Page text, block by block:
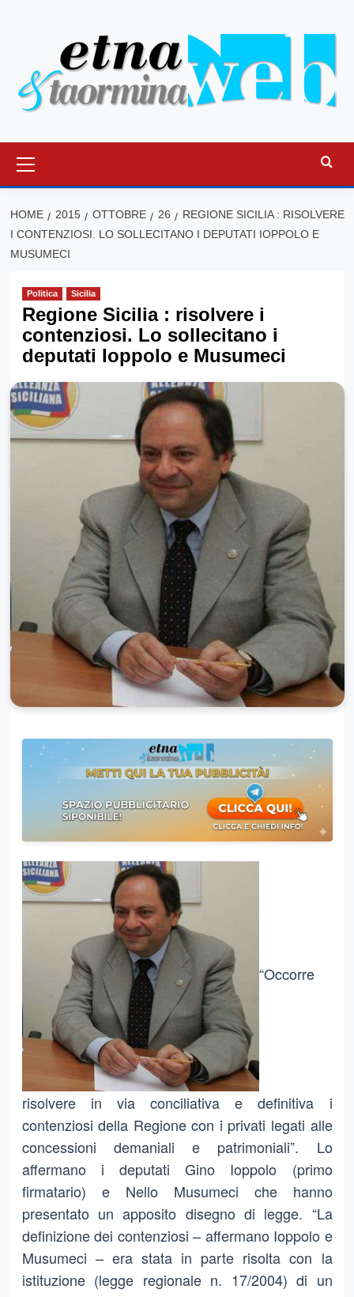
principale
HOME 2015 OTTOBRE 26
REGIONE SICILIA : RISOLVERE
I CONTENZIOSI. LO SOLLECITANO I DEPUTATI IOPPOLO E
MUSUMECI
Politica Sicilia
Regione Sicilia : risolvere i
contenziosi. Lo sollecitano i
deputati Ioppolo e Musumeci
“Occorre
risolvere in via conciliativa e definitiva i
contenziosi della Regione con i privati legati alle
concessioni demaniali e patrimoniali”. Lo
affermano i deputati Gino Ioppolo (primo
firmatario) e Nello Musumeci che hanno
presentato un apposito disegno di legge. “La
definizione dei contenziosi – affermano Ioppolo e
Musumeci – era stata in parte risolta con la
istituzione (legge regionale n. 17/2004) di un